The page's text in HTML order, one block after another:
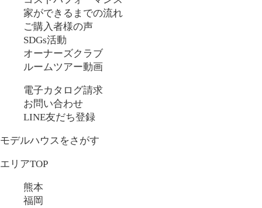
家ができるまでの流れ
ご購入者様の声
SDGs活動
オーナーズクラブ
ルームツアー動画
電子カタログ請求
お問い合わせ
LINE友だち登録
モデルハウスをさがす
エリアTOP
熊本
福岡